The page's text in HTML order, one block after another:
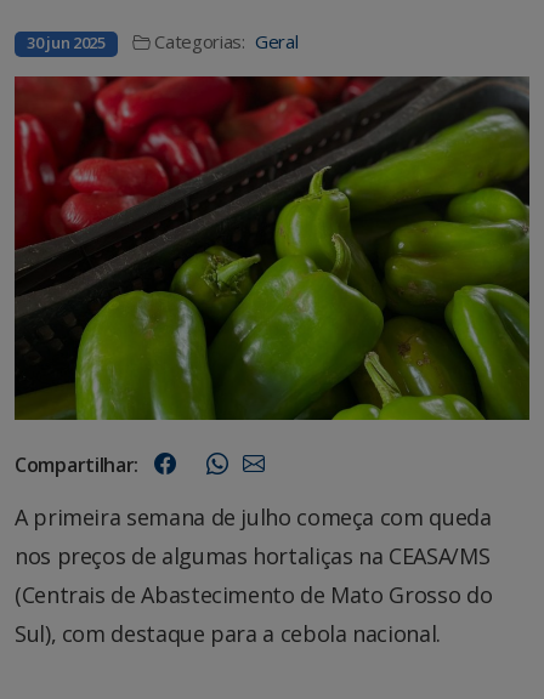
30 jun 2025 Categorias: Geral
Compartilhar:
A primeira semana de julho começa com queda
nos preços de algumas hortaliças na CEASA/MS
(Centrais de Abastecimento de Mato Grosso do
Sul), com destaque para a cebola nacional.